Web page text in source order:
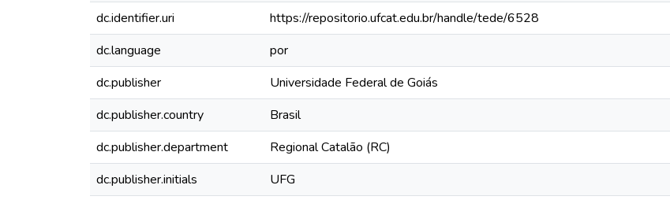
dc.identifier.uri
https://repositorio.ufcat.edu.br/handle/tede/6528
dc.language
por
dc.publisher
Universidade Federal de Goiás
dc.publisher.country
Brasil
dc.publisher.department
Regional Catalão (RC)
dc.publisher.initials
UFG